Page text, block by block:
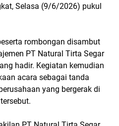
Selasa (9/6/2026) pukul
rombongan disambut
PT Natural Tirta Segar
hadir. Kegiatan kemudian
acara sebagai tanda
yang bergerak di